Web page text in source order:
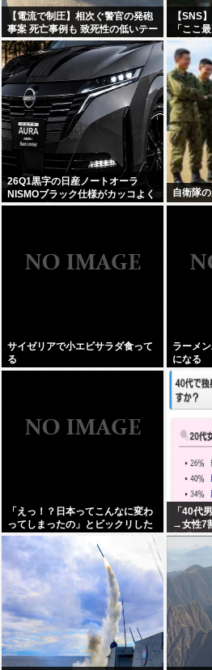
【電流で制圧】相次ぐ警官の発砲
事案 死亡事例も 致死性の低いテー
ザー銃導入指摘
【SNS
「ここ
稿、水
を問わ
26Q1黒字の日産ノートオーラ
NISMOブラック仕様がカッコよく
てなんか悔しい
自衛隊
サイゼリアで小エビサラダ食って
る
ラーメ
になる
「えっ！？日本ってこんなに変わ
ってしまったの」とビックリした
こと
「40代
→女性7
割「知